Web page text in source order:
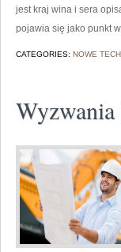
jest kraj wina i sera
pojawia się jako punkt
CATEGORIES: NOWE